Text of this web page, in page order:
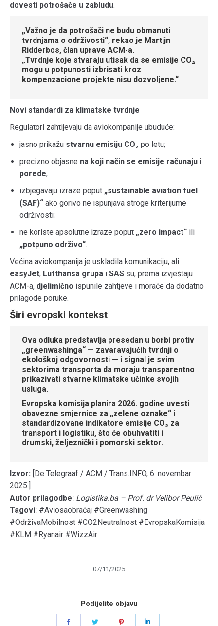
dovesti potrošače u zabludu.
„Važno je da potrošači ne budu obmanuti
tvrdnjama o održivosti“, rekao je Martijn
Ridderbos, član uprave ACM-a.
„Tvrdnje koje stvaraju utisak da se emisije CO₂
mogu u potpunosti izbrisati kroz
kompenzacione projekte nisu dozvoljene.“
Novi standardi za klimatske tvrdnje
Regulatori zahtijevaju da aviokompanije ubuduće:
jasno prikažu stvarnu emisiju CO₂ po letu;
precizno objasne na koji način se emisije računaju i
porede;
izbjegavaju izraze poput „sustainable aviation fuel
(SAF)“ ako gorivo ne ispunjava stroge kriterijume
održivosti;
ne koriste apsolutne izraze poput „zero impact“ ili
„potpuno održivo“.
Većina aviokompanija je uskladila komunikaciju, ali
easyJet, Lufthansa grupa i SAS su, prema izvještaju
ACM-a, djelimično ispunile zahtjeve i moraće da dodatno
prilagode poruke.
Širi evropski kontekst
Ova odluka predstavlja presedan u borbi protiv
„greenwashinga“ — zavaravajućih tvrdnji o
ekološkoj odgovornosti — i signal je svim
sektorima transporta da moraju transparentno
prikazivati stvarne klimatske učinke svojih
usluga.
Evropska komisija planira 2026. godine uvesti
obavezne smjernice za „zelene oznake“ i
standardizovane indikatore emisije CO₂ za
transport i logistiku, što će obuhvatiti i
drumski, željeznički i pomorski sektor.
Izvor: [De Telegraaf / ACM / Trans.INFO, 6. novembar
2025.]
Autor prilagodbe: Logistika.ba – Prof. dr Velibor Peulić
Tagovi: #Aviosaobraćaj #Greenwashing
#OdrživaMobilnost #CO2Neutralnost #EvropskaKomisija
#KLM #Ryanair #WizzAir
07/11/2025
Podijelite objavu